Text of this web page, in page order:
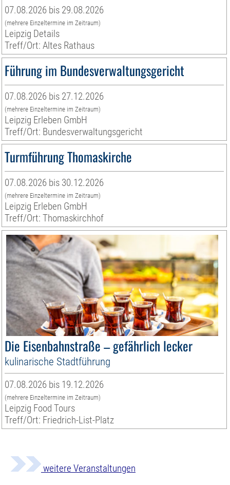
07.08.2026 bis 29.08.2026
(mehrere Einzeltermine im Zeitraum)
Leipzig Details
Treff/Ort: Altes Rathaus
Führung im Bundesverwaltungsgericht
07.08.2026 bis 27.12.2026
(mehrere Einzeltermine im Zeitraum)
Leipzig Erleben GmbH
Treff/Ort: Bundesverwaltungsgericht
Turmführung Thomaskirche
07.08.2026 bis 30.12.2026
(mehrere Einzeltermine im Zeitraum)
Leipzig Erleben GmbH
Treff/Ort: Thomaskirchhof
Die Eisenbahnstraße – gefährlich lecker
kulinarische Stadtführung
07.08.2026 bis 19.12.2026
(mehrere Einzeltermine im Zeitraum)
Leipzig Food Tours
Treff/Ort: Friedrich-List-Platz
weitere Veranstaltungen